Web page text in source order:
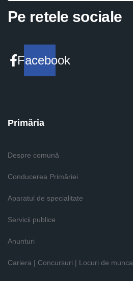
Pe retele sociale
Facebook
Primăria
Despre comună
Conducerea Primăriei
Aparatul de specialitate
Servicii publice
Anunturi
Cariera | Concursuri | Locuri de munca